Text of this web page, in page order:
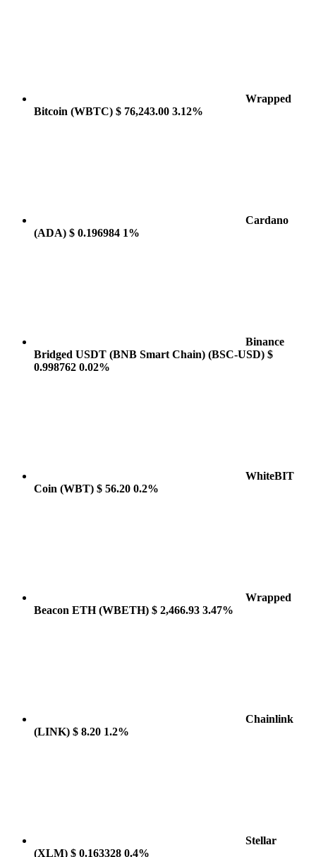
Wrapped
Bitcoin (WBTC) $ 76,243.00 3.12%
Cardano
(ADA) $ 0.196984 1%
Binance
Bridged USDT (BNB Smart Chain) (BSC-USD) $
0.998762 0.02%
WhiteBIT
Coin (WBT) $ 56.20 0.2%
Wrapped
Beacon ETH(WBETH) $ 2,466.93 3.47%
Chainlink
(LINK) $ 8.20 1.2%
Stellar
(XLM) $ 0.163328 0.4%